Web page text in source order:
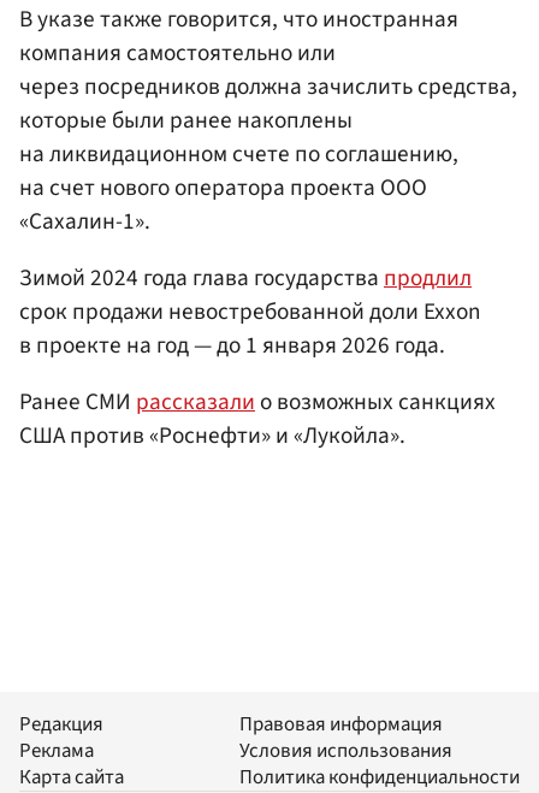
В указе также говорится, что иностранная
компания самостоятельно или
через посредников должна зачислить средства,
которые были ранее накоплены
на ликвидационном счете по соглашению,
на счет нового оператора проекта ООО
«Сахалин-1».
Зимой 2024 года глава государствапродлил
срок продажи невостребованной доли Exxon
в проекте на год — до 1 января 2026 года.
Ранее СМИ рассказалио возможных санкциях
США против «Роснефти» и «Лукойла».
Редакция
Реклама
Карта сайта
Правовая информация
Условия использования
Политика конфиденциальности